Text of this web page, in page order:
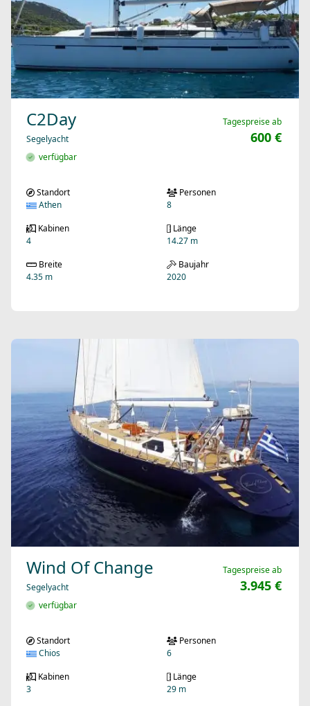
C2Day
Segelyacht
verfügbar
Tagespreise ab
600 €
Standort
Athen
Personen
8
Kabinen
4
Länge
14.27 m
Breite
4.35 m
Baujahr
2020
Wind Of Change
Segelyacht
verfügbar
Tagespreise ab
3.945 €
Standort
Chios
Personen
6
Kabinen
3
Länge
29 m